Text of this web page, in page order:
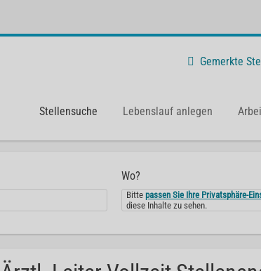
Gemerkte
Stellensuche Lebenslauf anlegen
Wo?
Bittepassen Sie Ihre Privatsphäre-
diese Inhalte zu sehen.